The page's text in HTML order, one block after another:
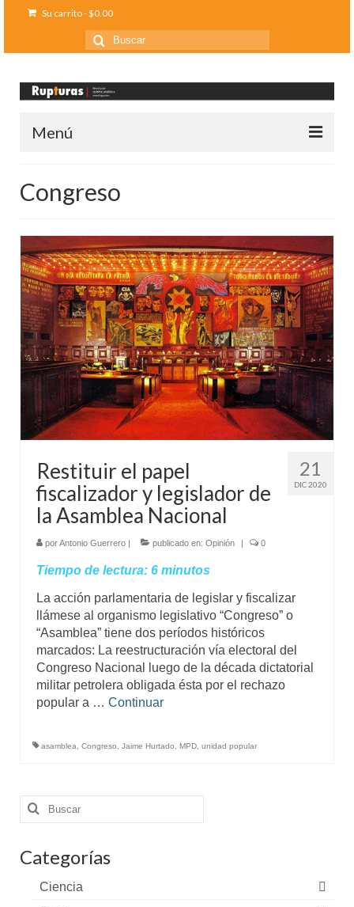
Su carrito-$0.00
Buscar
por:
Menú
Ediciones anteriores
Contáctanos
Opinión
Entreletras
Ciencia
Mundo
Aula Virtual
Congreso
21
DIC 2020
Restituir el papel
fiscalizador y legislador de
la Asamblea Nacional
porAntonio Guerrero | publicado en: Opinión | 0
Tiempo de lectura: 6 minutos
La acción parlamentaria de legislar y fiscalizar
llámese al organismo legislativo “Congreso” o
“Asamblea” tiene dos períodos históricos
marcados: La reestructuración vía electoral del
Congreso Nacional luego de la década dictatorial
militar petrolera obligada ésta por el rechazo
popular a … Continuar
asamblea Congreso Jaime Hurtado MPD unidad popular
Buscar
por:
Categorías
Ciencia